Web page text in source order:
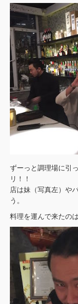
ずーっと調理場に引
リ！！
店は妹（写真左）や
う。
料理を運んで来たの